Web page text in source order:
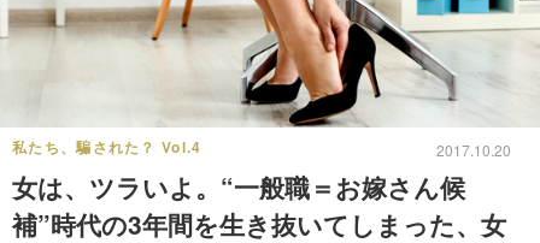
私たち、騙された？ Vol.4 2017.10.20
女は、ツラいよ。“一般職＝お嫁さん候
補”時代の3年間を生き抜いてしまった、女